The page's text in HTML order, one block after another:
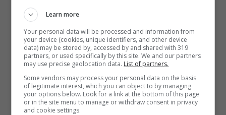
fattori di rischio. Ecco di cosa si tratta.
Learn more
Your personal data will be processed and information from
your device (cookies, unique identifiers, and other device
data) may be stored by, accessed by and shared with 319
partners, or used specifically by this site. We and our partners
may use precise geolocation data. List of partners.
Some vendors may process your personal data on the basis
of legitimate interest, which you can object to by managing
your options below. Look for a link at the bottom of this page
or in the site menu to manage or withdraw consent in privacy
and cookie settings.